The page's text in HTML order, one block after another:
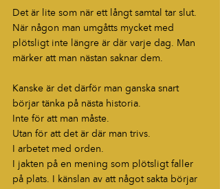
Det är lite som när ett långt samtal tar slut.
När någon man umgåtts mycket med
plötsligt inte längre är där varje dag. Man
märker att man nästan saknar dem.
Kanske är det därför man ganska snart
börjar tänka på nästa historia.
Inte för att man måste.
Utan för att det är där man trivs.
I arbetet med orden.
I jakten på en mening som plötsligt faller
på plats. I känslan av att något sakta börjar